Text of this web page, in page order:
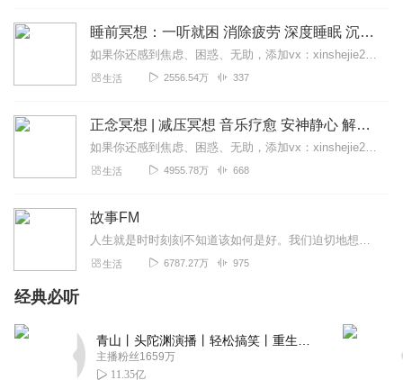
睡前冥想：一听就困 消除疲劳 深度睡眠 沉浸体验
如果你还感到焦虑、困惑、无助，添加vx：xinshejie2018、vx公众号：宣萱心伴，与主播宣萱开启心灵交流之旅，共建温暖的精神家园！如果你喜欢我的内容，请...
生活 2556.54万 337
正念冥想 | 减压冥想 音乐疗愈 安神静心 解郁降噪
如果你还感到焦虑、困惑、无助，添加vx：xinshejie2018、vx公众号：宣萱心伴，与主播宣萱开启心灵交流之旅，共建温暖的精神家园！如果你喜欢我的内容，请...
生活 4955.78万 668
故事FM
人生就是时时刻刻不知道该如何是好。我们迫切地想知道怎么解决问题，也同样挣扎着寻求理解和安慰。这样的你，并不孤独。重获新生的抑郁症病人；用一辈子摆脱原生家庭阴影的...
生活 6787.27万 975
经典必听
主播粉丝1659万
11.35亿